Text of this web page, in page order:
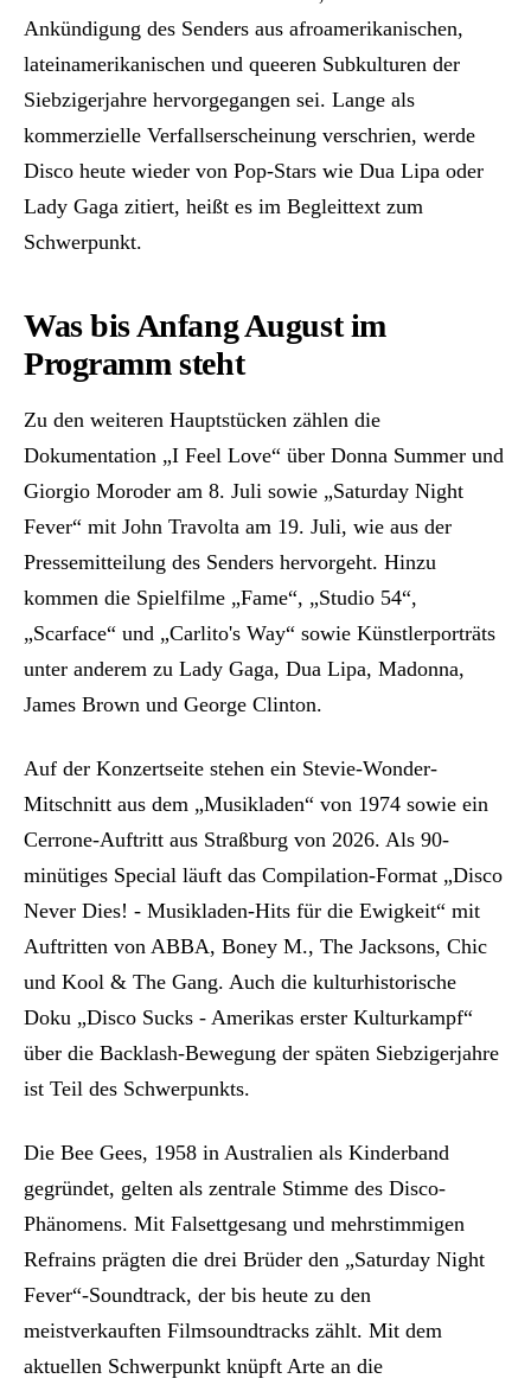
Ankündigung des Senders aus afroamerikanischen,
lateinamerikanischen und queeren Subkulturen der
Siebzigerjahre hervorgegangen sei. Lange als
kommerzielle Verfallserscheinung verschrien, werde
Disco heute wieder von Pop-Stars wie Dua Lipa oder
Lady Gaga zitiert, heißt es im Begleittext zum
Schwerpunkt.
Was bis Anfang August im
Programm steht
Zu den weiteren Hauptstücken zählen die
Dokumentation „I Feel Love“ über Donna Summer und
Giorgio Moroder am 8. Juli sowie „Saturday Night
Fever“ mit John Travolta am 19. Juli, wie aus der
Pressemitteilung des Senders hervorgeht. Hinzu
kommen die Spielfilme „Fame“, „Studio 54“,
„Scarface“ und „Carlito's Way“ sowie Künstlerporträts
unter anderem zu Lady Gaga, Dua Lipa, Madonna,
James Brown und George Clinton.
Auf der Konzertseite stehen ein Stevie-Wonder-
Mitschnitt aus dem „Musikladen“ von 1974 sowie ein
Cerrone-Auftritt aus Straßburg von 2026. Als 90-
minütiges Special läuft das Compilation-Format „Disco
Never Dies! - Musikladen-Hits für die Ewigkeit“ mit
Auftritten von ABBA, Boney M., The Jacksons, Chic
und Kool & The Gang. Auch die kulturhistorische
Doku „Disco Sucks - Amerikas erster Kulturkampf“
über die Backlash-Bewegung der späten Siebzigerjahre
ist Teil des Schwerpunkts.
Die Bee Gees, 1958 in Australien als Kinderband
gegründet, gelten als zentrale Stimme des Disco-
Phänomens. Mit Falsettgesang und mehrstimmigen
Refrains prägten die drei Brüder den „Saturday Night
Fever“-Soundtrack, der bis heute zu den
meistverkauften Filmsoundtracks zählt. Mit dem
aktuellen Schwerpunkt knüpft Arte an die